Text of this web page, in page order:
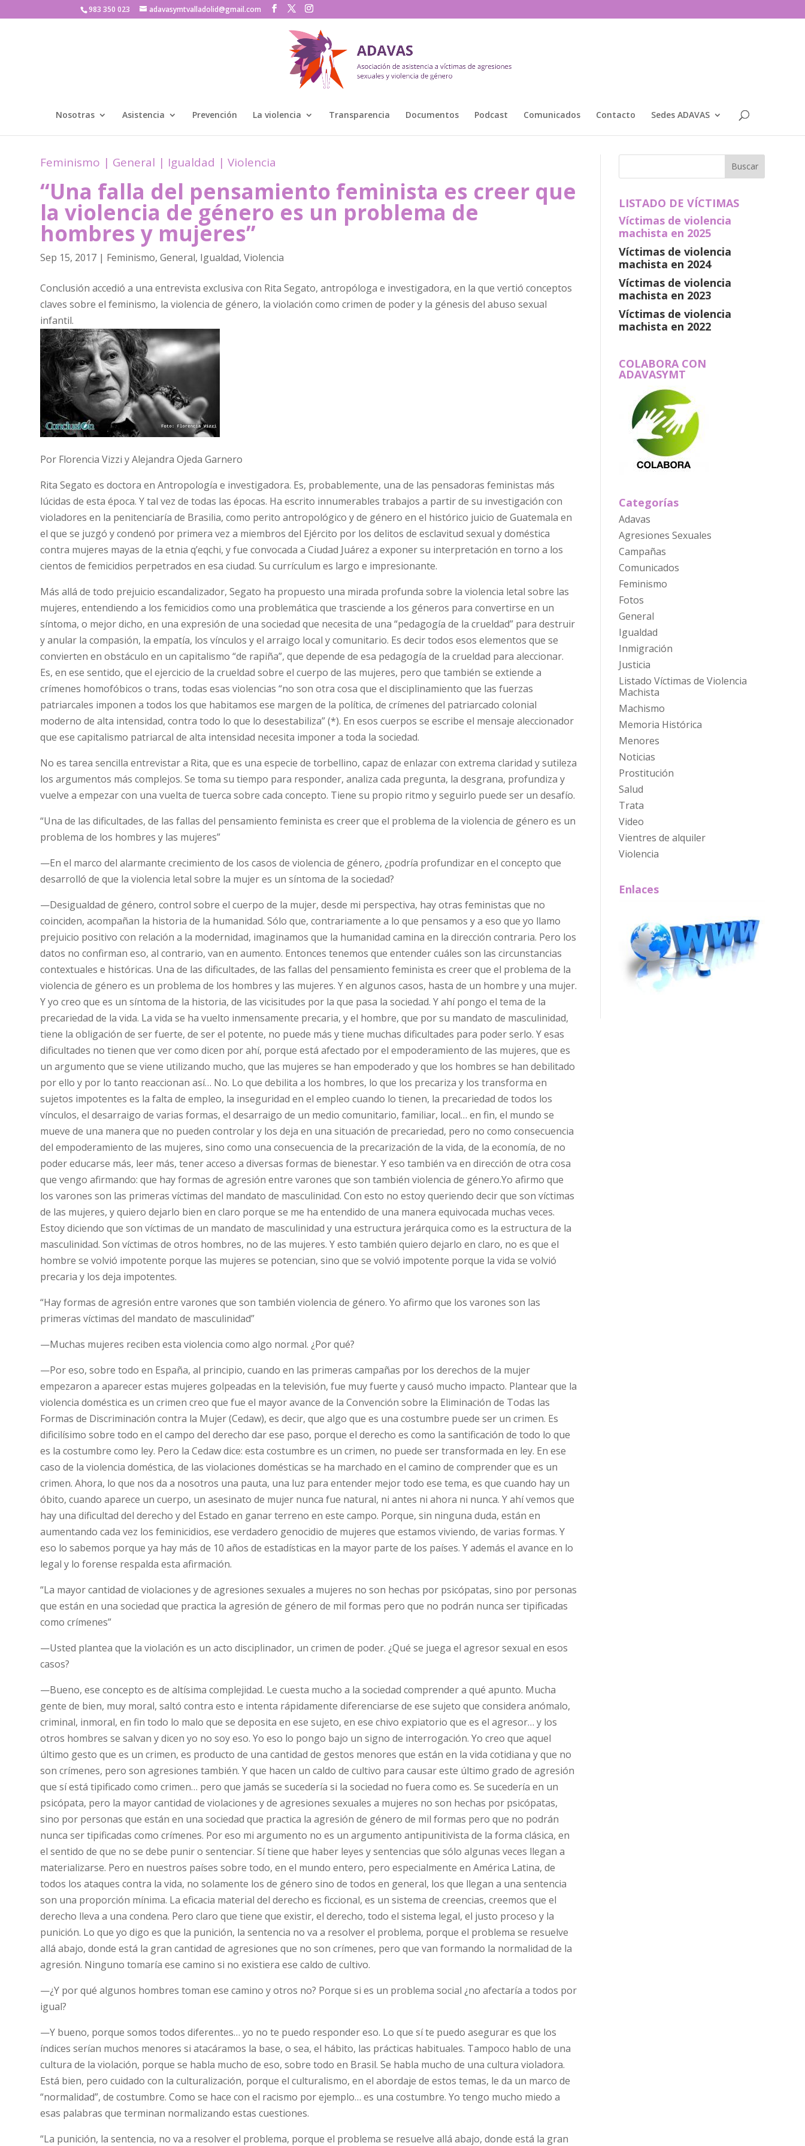
983 350 023 adavasymtvalladolid@gmail.com
Nosotras Asistencia Prevención La violencia Transparencia Documentos Podcast Comunicados Contacto Sedes ADAVAS
Feminismo | General | Igualdad |Violencia
“Una falla del pensamiento feminista es creer que
la violencia de género es un problema de
hombres y mujeres”
Sep 15, 2017 | Feminismo,General, Igualdad,Violencia
Conclusión accedió a una entrevista exclusiva con Rita Segato, antropóloga e investigadora, en la que vertió conceptos
claves sobre el feminismo, la violencia de género, la violación como crimen de poder y la génesis del abuso sexual
infantil.
Por Florencia Vizzi y Alejandra Ojeda Garnero
Rita Segato es doctora en Antropología e investigadora. Es, probablemente, una de las pensadoras feministas más
lúcidas de esta época. Y tal vez de todas las épocas. Ha escrito innumerables trabajos a partir de su investigación con
violadores en la penitenciaría de Brasilia, como perito antropológico y de género en el histórico juicio de Guatemala en
el que se juzgó y condenó por primera vez a miembros del Ejército por los delitos de esclavitud sexual y doméstica
contra mujeres mayas de la etnia q’eqchi, y fue convocada a Ciudad Juárez a exponer su interpretación en torno a los
cientos de femicidios perpetrados en esa ciudad. Su currículum es largo e impresionante.
Más allá de todo prejuicio escandalizador, Segato ha propuesto una mirada profunda sobre la violencia letal sobre las
mujeres, entendiendo a los femicidios como una problemática que trasciende a los géneros para convertirse en un
síntoma, o mejor dicho, en una expresión de una sociedad que necesita de una “pedagogía de la crueldad” para destruir
y anular la compasión, la empatía, los vínculos y el arraigo local y comunitario. Es decir todos esos elementos que se
convierten en obstáculo en un capitalismo “de rapiña”, que depende de esa pedagogía de la crueldad para aleccionar.
Es, en ese sentido, que el ejercicio de la crueldad sobre el cuerpo de las mujeres, pero que también se extiende a
crímenes homofóbicos o trans, todas esas violencias “no son otra cosa que el disciplinamiento que las fuerzas
patriarcales imponen a todos los que habitamos ese margen de la política, de crímenes del patriarcado colonial
moderno de alta intensidad, contra todo lo que lo desestabiliza” (*). En esos cuerpos se escribe el mensaje aleccionador
que ese capitalismo patriarcal de alta intensidad necesita imponer a toda la sociedad.
No es tarea sencilla entrevistar a Rita, que es una especie de torbellino, capaz de enlazar con extrema claridad y sutileza
los argumentos más complejos. Se toma su tiempo para responder, analiza cada pregunta, la desgrana, profundiza y
vuelve a empezar con una vuelta de tuerca sobre cada concepto. Tiene su propio ritmo y seguirlo puede ser un desafío.
“Una de las dificultades, de las fallas del pensamiento feminista es creer que el problema de la violencia de género es un
problema de los hombres y las mujeres”
—En el marco del alarmante crecimiento de los casos de violencia de género, ¿podría profundizar en el concepto que
desarrolló de que la violencia letal sobre la mujer es un síntoma de la sociedad?
—Desigualdad de género, control sobre el cuerpo de la mujer, desde mi perspectiva, hay otras feministas que no
coinciden, acompañan la historia de la humanidad. Sólo que, contrariamente a lo que pensamos y a eso que yo llamo
prejuicio positivo con relación a la modernidad, imaginamos que la humanidad camina en la dirección contraria. Pero los
datos no confirman eso, al contrario, van en aumento. Entonces tenemos que entender cuáles son las circunstancias
contextuales e históricas. Una de las dificultades, de las fallas del pensamiento feminista es creer que el problema de la
violencia de género es un problema de los hombres y las mujeres. Y en algunos casos, hasta de un hombre y una mujer.
Y yo creo que es un síntoma de la historia, de las vicisitudes por la que pasa la sociedad. Y ahí pongo el tema de la
precariedad de la vida. La vida se ha vuelto inmensamente precaria, y el hombre, que por su mandato de masculinidad,
tiene la obligación de ser fuerte, de ser el potente, no puede más y tiene muchas dificultades para poder serlo. Y esas
dificultades no tienen que ver como dicen por ahí, porque está afectado por el empoderamiento de las mujeres, que es
un argumento que se viene utilizando mucho, que las mujeres se han empoderado y que los hombres se han debilitado
por ello y por lo tanto reaccionan así… No. Lo que debilita a los hombres, lo que los precariza y los transforma en
sujetos impotentes es la falta de empleo, la inseguridad en el empleo cuando lo tienen, la precariedad de todos los
vínculos, el desarraigo de varias formas, el desarraigo de un medio comunitario, familiar, local… en fin, el mundo se
mueve de una manera que no pueden controlar y los deja en una situación de precariedad, pero no como consecuencia
del empoderamiento de las mujeres, sino como una consecuencia de la precarización de la vida, de la economía, de no
poder educarse más, leer más, tener acceso a diversas formas de bienestar. Y eso también va en dirección de otra cosa
que vengo afirmando: que hay formas de agresión entre varones que son también violencia de género.Yo afirmo que
los varones son las primeras víctimas del mandato de masculinidad. Con esto no estoy queriendo decir que son víctimas
de las mujeres, y quiero dejarlo bien en claro porque se me ha entendido de una manera equivocada muchas veces.
Estoy diciendo que son víctimas de un mandato de masculinidad y una estructura jerárquica como es la estructura de la
masculinidad. Son víctimas de otros hombres, no de las mujeres. Y esto también quiero dejarlo en claro, no es que el
hombre se volvió impotente porque las mujeres se potencian, sino que se volvió impotente porque la vida se volvió
precaria y los deja impotentes.
“Hay formas de agresión entre varones que son también violencia de género. Yo afirmo que los varones son las
primeras víctimas del mandato de masculinidad”
—Muchas mujeres reciben esta violencia como algo normal. ¿Por qué?
—Por eso, sobre todo en España, al principio, cuando en las primeras campañas por los derechos de la mujer
empezaron a aparecer estas mujeres golpeadas en la televisión, fue muy fuerte y causó mucho impacto. Plantear que la
violencia doméstica es un crimen creo que fue el mayor avance de la Convención sobre la Eliminación de Todas las
Formas de Discriminación contra la Mujer (Cedaw), es decir, que algo que es una costumbre puede ser un crimen. Es
dificilísimo sobre todo en el campo del derecho dar ese paso, porque el derecho es como la santificación de todo lo que
es la costumbre como ley. Pero la Cedaw dice: esta costumbre es un crimen, no puede ser transformada en ley. En ese
caso de la violencia doméstica, de las violaciones domésticas se ha marchado en el camino de comprender que es un
crimen. Ahora, lo que nos da a nosotros una pauta, una luz para entender mejor todo ese tema, es que cuando hay un
óbito, cuando aparece un cuerpo, un asesinato de mujer nunca fue natural, ni antes ni ahora ni nunca. Y ahí vemos que
hay una dificultad del derecho y del Estado en ganar terreno en este campo. Porque, sin ninguna duda, están en
aumentando cada vez los feminicidios, ese verdadero genocidio de mujeres que estamos viviendo, de varias formas. Y
eso lo sabemos porque ya hay más de 10 años de estadísticas en la mayor parte de los países. Y además el avance en lo
legal y lo forense respalda esta afirmación.
“La mayor cantidad de violaciones y de agresiones sexuales a mujeres no son hechas por psicópatas, sino por personas
que están en una sociedad que practica la agresión de género de mil formas pero que no podrán nunca ser tipificadas
como crímenes”
—Usted plantea que la violación es un acto disciplinador, un crimen de poder. ¿Qué se juega el agresor sexual en esos
casos?
—Bueno, ese concepto es de altísima complejidad. Le cuesta mucho a la sociedad comprender a qué apunto. Mucha
gente de bien, muy moral, saltó contra esto e intenta rápidamente diferenciarse de ese sujeto que considera anómalo,
criminal, inmoral, en fin todo lo malo que se deposita en ese sujeto, en ese chivo expiatorio que es el agresor… y los
otros hombres se salvan y dicen yo no soy eso. Yo eso lo pongo bajo un signo de interrogación. Yo creo que aquel
último gesto que es un crimen, es producto de una cantidad de gestos menores que están en la vida cotidiana y que no
son crímenes, pero son agresiones también. Y que hacen un caldo de cultivo para causar este último grado de agresión
que sí está tipificado como crimen… pero que jamás se sucedería si la sociedad no fuera como es. Se sucedería en un
psicópata, pero la mayor cantidad de violaciones y de agresiones sexuales a mujeres no son hechas por psicópatas,
sino por personas que están en una sociedad que practica la agresión de género de mil formas pero que no podrán
nunca ser tipificadas como crímenes. Por eso mi argumento no es un argumento antipunitivista de la forma clásica, en
el sentido de que no se debe punir o sentenciar. Sí tiene que haber leyes y sentencias que sólo algunas veces llegan a
materializarse. Pero en nuestros países sobre todo, en el mundo entero, pero especialmente en América Latina, de
todos los ataques contra la vida, no solamente los de género sino de todos en general, los que llegan a una sentencia
son una proporción mínima. La eficacia material del derecho es ficcional, es un sistema de creencias, creemos que el
derecho lleva a una condena. Pero claro que tiene que existir, el derecho, todo el sistema legal, el justo proceso y la
punición. Lo que yo digo es que la punición, la sentencia no va a resolver el problema, porque el problema se resuelve
allá abajo, donde está la gran cantidad de agresiones que no son crímenes, pero que van formando la normalidad de la
agresión. Ninguno tomaría ese camino si no existiera ese caldo de cultivo.
—¿Y por qué algunos hombres toman ese camino y otros no? Porque si es un problema social ¿no afectaría a todos por
igual?
—Y bueno, porque somos todos diferentes… yo no te puedo responder eso. Lo que sí te puedo asegurar es que los
índices serían muchos menores si atacáramos la base, o sea, el hábito, las prácticas habituales. Tampoco hablo de una
cultura de la violación, porque se habla mucho de eso, sobre todo en Brasil. Se habla mucho de una cultura violadora.
Está bien, pero cuidado con la culturalización, porque el culturalismo, en el abordaje de estos temas, le da un marco de
“normalidad”, de costumbre. Como se hace con el racismo por ejemplo… es una costumbre. Yo tengo mucho miedo a
esas palabras que terminan normalizando estas cuestiones.
“La punición, la sentencia, no va a resolver el problema, porque el problema se resuelve allá abajo, donde está la gran
LISTADO DE VÍCTIMAS
Víctimas de violencia
machista en 2025
Víctimas de violencia
machista en 2024
Víctimas de violencia
machista en 2023
Víctimas de violencia
machista en 2022
COLABORA CON
ADAVASYMT
Categorías
Adavas
Agresiones Sexuales
Campañas
Comunicados
Feminismo
Fotos
General
Igualdad
Inmigración
Justicia
Listado Víctimas de Violencia
Machista
Machismo
Memoria Histórica
Menores
Noticias
Prostitución
Salud
Trata
Video
Vientres de alquiler
Violencia
Enlaces